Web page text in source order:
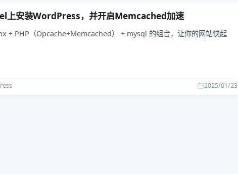
上安装WordPress，并开启Memcached加速
+ PHP（Opcache+Memcached） + mysql 的组合，让你的网站快起
2025/01/23